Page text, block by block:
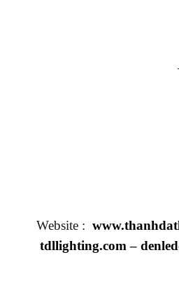
Website :
tdllighting.com –